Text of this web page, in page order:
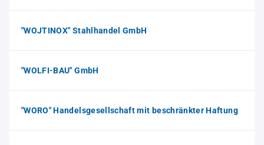
"WOJTINOX" Stahlhandel GmbH
"WOLFI-BAU" GmbH
"WORO" Handelsgesellschaft mit beschränkter Haftung